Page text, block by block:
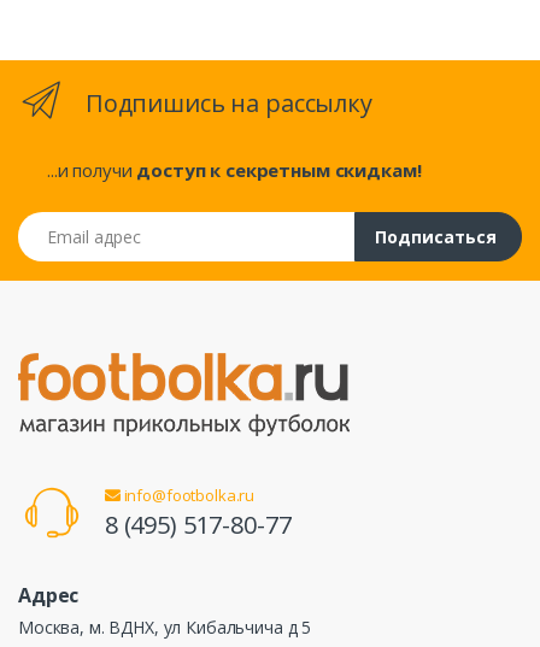
Подпишись на рассылку
...и получи доступ к секретным скидкам!
Email адрес
Подписаться
info@footbolka.ru
8 (495) 517-80-77
Адрес
Москва, м. ВДНХ, ул Кибальчича д 5